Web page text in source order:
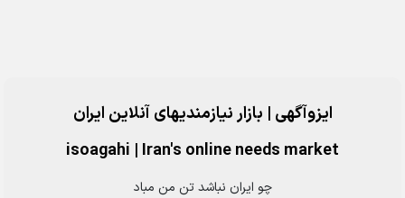
ایزوآگهی | بازار نیازمندیهای آنلاین ایران
isoagahi | Iran's online needs market
چو ايران نباشد تن من مباد